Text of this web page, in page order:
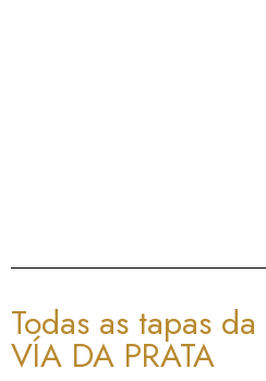
Todas as tapas
VÍA DA PRATA